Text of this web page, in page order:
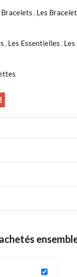
Bracelets , Les
, Les Essentielles ,